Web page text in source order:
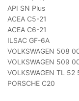
API SN Plus
ACEA C5-21
ACEA C6-21
ILSAC GF-6A
VOLKSWAGEN 508
VOLKSWAGEN 509
VOLKSWAGEN TL 52
PORSCHE C20